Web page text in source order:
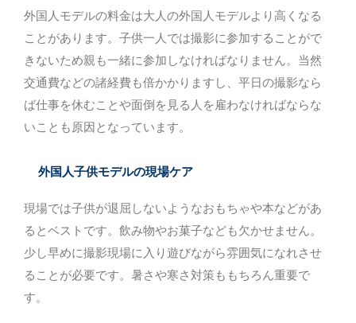
外国人モデルの料金は大人の外国人モデルより高くなる
ことがあります。子供一人では撮影に参加することがで
きないため親も一緒に参加しなければなりません。当然
交通費などの諸経費も倍かかりますし、平日の撮影なら
ば仕事を休むことや面倒を見る人を雇わなければならな
いことも原因となっています。
外国人子供モデルの現場ケア
現場では子供が退屈しないようなおもちゃや本などがあ
るとベストです。飲み物やお菓子なども欠かせません。
少し早めに撮影現場に入り遊びながら雰囲気になれさせ
ることが必要です。暑さや寒さ対策ももちろん重要で
す。